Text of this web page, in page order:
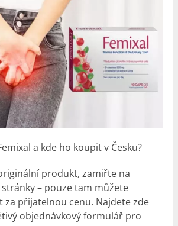
a kde ho koupit v Česku?
produkt, zamiřte na
– pouze tam můžete
za přijatelnou cenu. Najdete zde
objednávkový formulář pro